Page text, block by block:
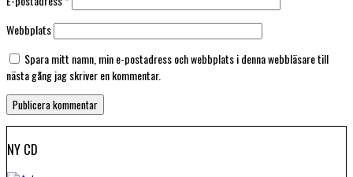
Webbplats
Spara mitt namn, min e-postadress och webbplats i denna webbläsare till
nästa gång jag skriver en kommentar.
NY CD